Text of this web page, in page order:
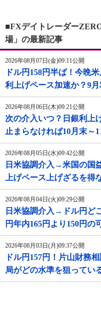
■FXデイトレーダー
場」の最新記事
2026年08月07日(金)09:11公開
ドル円158円半ば！今晩
利上げペース加速か？9月
2026年08月06日(木)09:21公開
次の介入いつ？日銀利上
止まらなければ10月末～
2026年08月05日(水)09:42公開
日米協調介入→米国の国
上げペース上げざるを得
2026年08月04日(火)09:29公開
日米協調介入→ドル円ど
円年内165円より150円の
2026年08月03日(月)09:37公開
ドル円157円！片山財務
局がどの水準を狙ってい